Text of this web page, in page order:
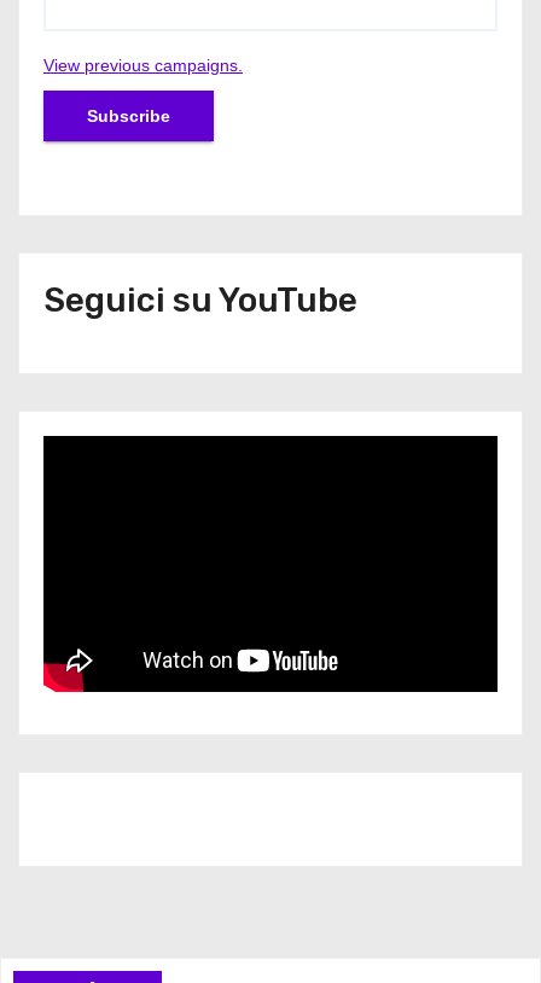
View previous campaigns.
Seguici su YouTube